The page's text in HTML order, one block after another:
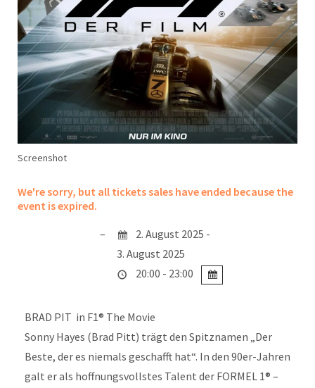
Screenshot
We're sorry, but all tickets sales have ended because the
event is expired.
2. August 2025 -
3. August 2025
20:00 - 23:00
BRAD PIT in F1® The Movie
Sonny Hayes (Brad Pitt) trägt den Spitznamen „Der
Beste, der es niemals geschafft hat“. In den 90er-Jahren
galt er als hoffnungsvollstes Talent der FORMEL 1® –